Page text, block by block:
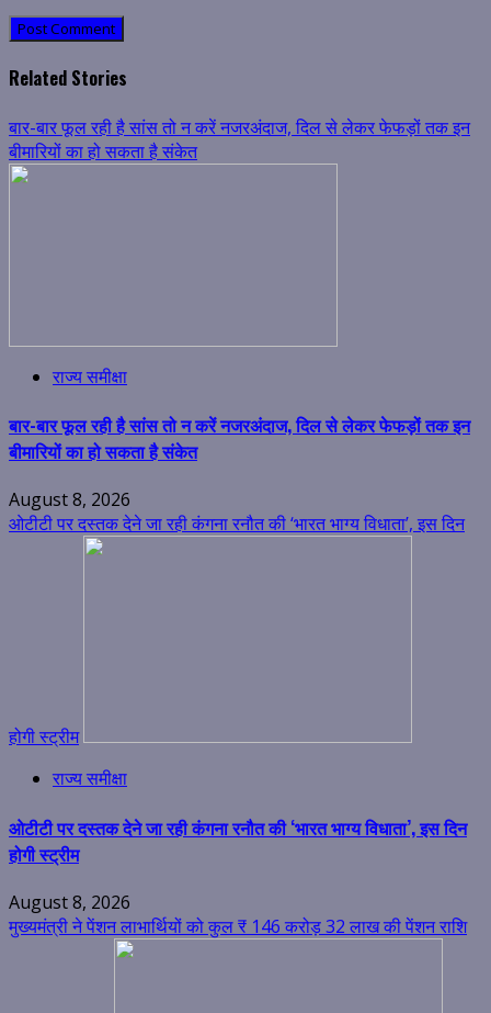
Related Stories
बार-बार फूल रही है सांस तो न करें नजरअंदाज, दिल से लेकर फेफड़ों तक इन
बीमारियों का हो सकता है संकेत
राज्य समीक्षा
बार-बार फूल रही है सांस तो न करें नजरअंदाज, दिल से लेकर फेफड़ों तक इन
बीमारियों का हो सकता है संकेत
August 8, 2026
ओटीटी पर दस्तक देने जा रही कंगना रनौत की ‘भारत भाग्य विधाता’, इस दिन
होगी स्ट्रीम
राज्य समीक्षा
ओटीटी पर दस्तक देने जा रही कंगना रनौत की ‘भारत भाग्य विधाता’, इस दिन
होगी स्ट्रीम
August 8, 2026
मुख्यमंत्री ने पेंशन लाभार्थियों को कुल ₹ 146 करोड़ 32 लाख की पेंशन राशि